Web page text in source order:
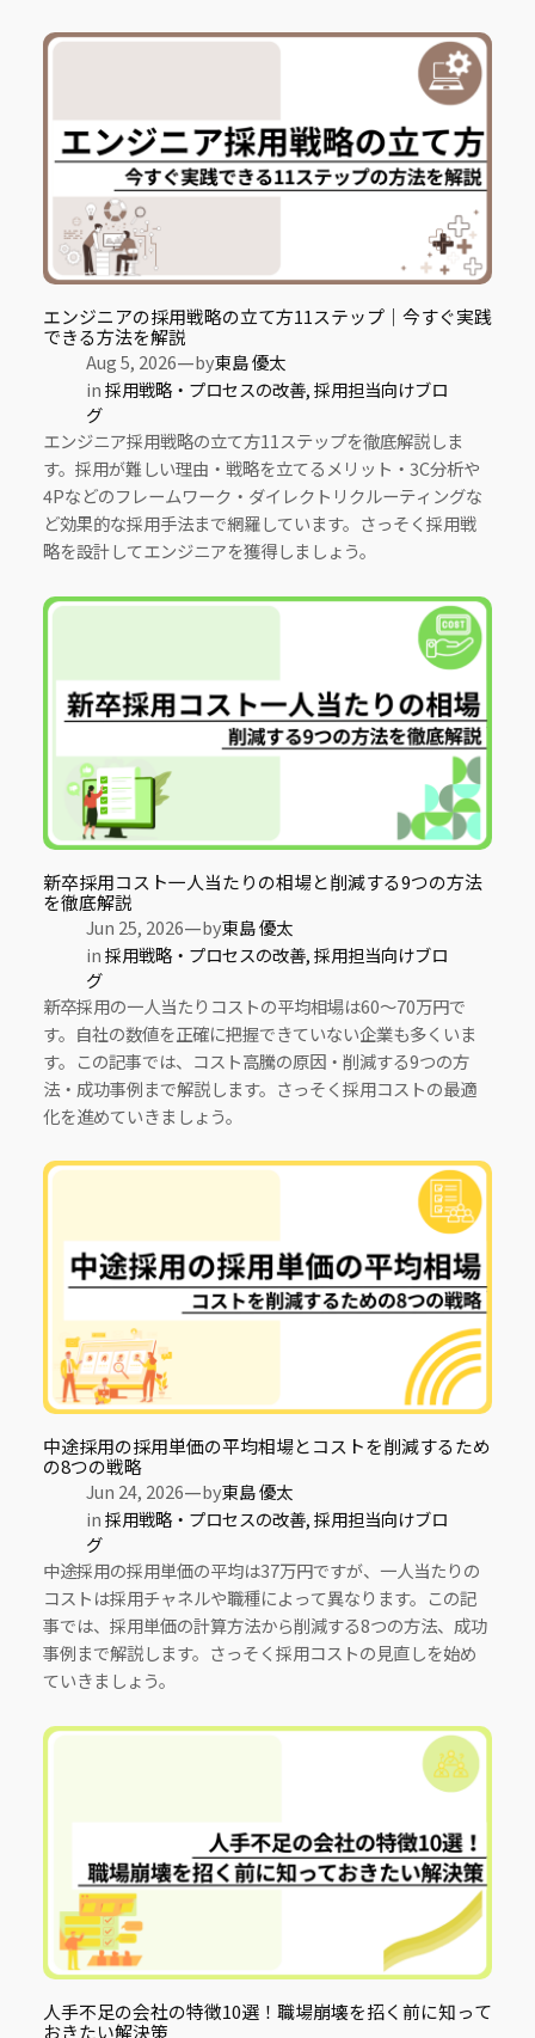
エンジニアの採用戦略の立て方11ステップ｜今すぐ実践
できる方法を解説
Aug 5, 2026—by東島 優太
in採用戦略・プロセスの改善, 採用担当向けブロ
グ
エンジニア採用戦略の立て方11ステップを徹底解説しま
す。採用が難しい理由・戦略を立てるメリット・3C分析や
4Pなどのフレームワーク・ダイレクトリクルーティングな
ど効果的な採用手法まで網羅しています。さっそく採用戦
略を設計してエンジニアを獲得しましょう。
新卒採用コスト一人当たりの相場と削減する9つの方法
を徹底解説
Jun 25, 2026—by東島 優太
in採用戦略・プロセスの改善, 採用担当向けブロ
グ
新卒採用の一人当たりコストの平均相場は60〜70万円で
す。自社の数値を正確に把握できていない企業も多くいま
す。この記事では、コスト高騰の原因・削減する9つの方
法・成功事例まで解説します。さっそく採用コストの最適
化を進めていきましょう。
中途採用の採用単価の平均相場とコストを削減するため
の8つの戦略
Jun 24, 2026—by東島 優太
in採用戦略・プロセスの改善, 採用担当向けブロ
グ
中途採用の採用単価の平均は37万円ですが、一人当たりの
コストは採用チャネルや職種によって異なります。この記
事では、採用単価の計算方法から削減する8つの方法、成功
事例まで解説します。さっそく採用コストの見直しを始め
ていきましょう。
人手不足の会社の特徴10選！職場崩壊を招く前に知って
おきたい解決策